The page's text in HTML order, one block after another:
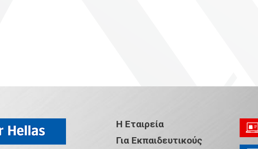
Η Εταιρεία
Για Εκπαιδευτικούς